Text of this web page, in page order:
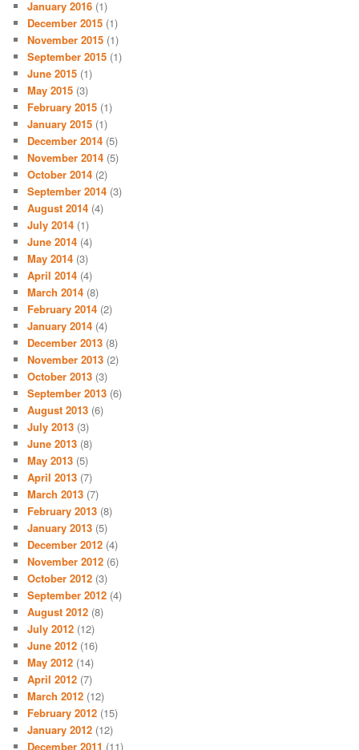
January 2016 (1)
December 2015 (1)
November 2015 (1)
September 2015 (1)
June 2015 (1)
May 2015 (3)
February 2015 (1)
January 2015 (1)
December 2014 (5)
November 2014 (5)
October 2014 (2)
September 2014 (3)
August 2014 (4)
July 2014 (1)
June 2014 (4)
May 2014 (3)
April 2014 (4)
March 2014 (8)
February 2014 (2)
January 2014 (4)
December 2013 (8)
November 2013 (2)
October 2013 (3)
September 2013 (6)
August 2013 (6)
July 2013 (3)
June 2013 (8)
May 2013 (5)
April 2013 (7)
March 2013 (7)
February 2013 (8)
January 2013 (5)
December 2012 (4)
November 2012 (6)
October 2012 (3)
September 2012 (4)
August 2012 (8)
July 2012 (12)
June 2012 (16)
May 2012 (14)
April 2012 (7)
March 2012 (12)
February 2012 (15)
January 2012 (12)
December 2011 (11)